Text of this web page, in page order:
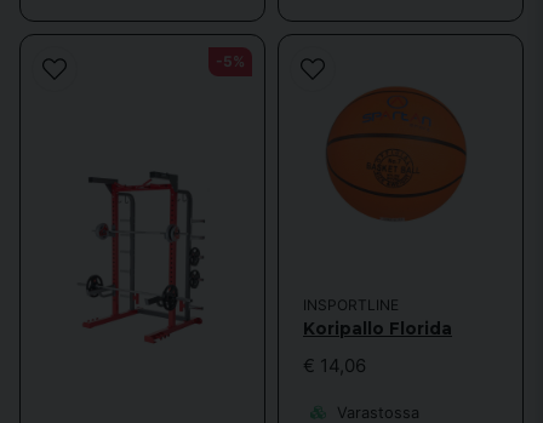
-5%
INSPORTLINE
Koripallo Florida
€ 14,06
Varastossa